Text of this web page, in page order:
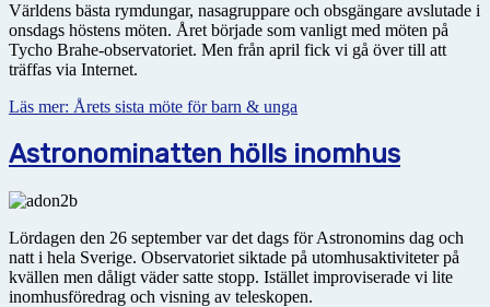
Världens bästa rymdungar, nasagruppare och obsgängare avslutade i
onsdags höstens möten. Året började som vanligt med möten på
Tycho Brahe-observatoriet. Men från april fick vi gå över till att
träffas via Internet.
Läs mer: Årets sista möte för barn & unga
Astronominatten hölls inomhus
Lördagen den 26 september var det dags för Astronomins dag och
natt i hela Sverige. Observatoriet siktade på utomhusaktiviteter på
kvällen men dåligt väder satte stopp. Istället improviserade vi lite
inomhusföredrag och visning av teleskopen.